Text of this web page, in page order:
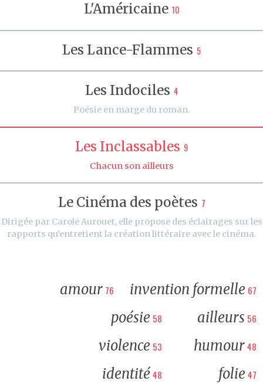
L'Américaine 10
Les Lance-Flammes 5
Les Indociles 4
Poésie en marge du roman.
Les Inclassables 9
Chacun son ailleurs
Le Cinéma des poètes 7
Dirigée par Carole Aurouet, elle propose des éclairages sur les
rapports qu’entretient la création littéraire avec le cinéma.
amour 76 invention formelle 67
poésie 58 ailleurs 56
violence 53 humour48
identité48 folie47